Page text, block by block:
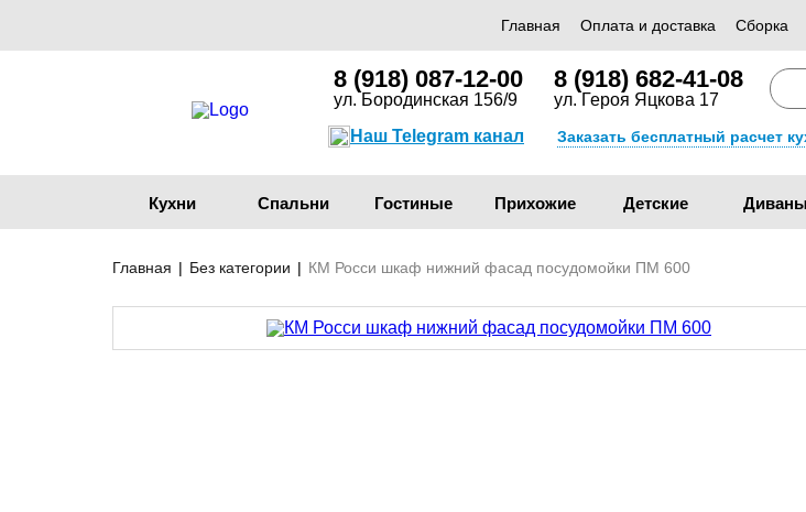
Главная Оплата и доставка Сборка
8 (918) 087-12-00
ул. Бородинская 156/9
8 (918) 682-41-08
ул. Героя Яцкова 17
Наш Telegram канал Заказать бесплатный расчет
Кухни Спальни Гостиные Прихожие Детские Диваны
Главная | Без категории | КМ Росси шкаф нижний фасад посудомойки ПМ 600